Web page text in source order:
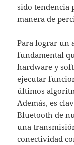
sido tendencia
manera de
Para lograr un
fundamental
hardware y
ejecutar
últimos
Además, es
Bluetooth de
una
conectividad